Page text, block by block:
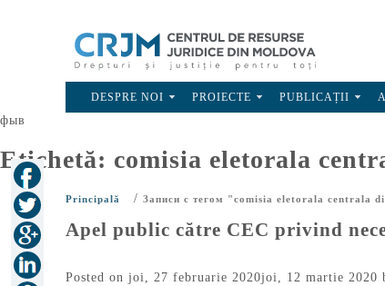
DESPRE NOI PROIECTE PUBLICAȚII
фыв
Etichetă: comisia eletorala
Principală / Записи с тегом "comisia eletorala centrala
Apel public către CEC privind
Posted on joi, 27 februarie 2020joi, 12 martie 2020